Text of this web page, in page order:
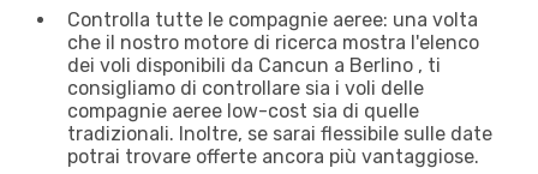
Controlla tutte le compagnie aeree: una volta
che il nostro motore di ricerca mostra l'elenco
dei voli disponibili da Cancun a Berlino , ti
consigliamo di controllare sia i voli delle
compagnie aeree low-cost sia di quelle
tradizionali. Inoltre, se sarai flessibile sulle date
potrai trovare offerte ancora più vantaggiose.